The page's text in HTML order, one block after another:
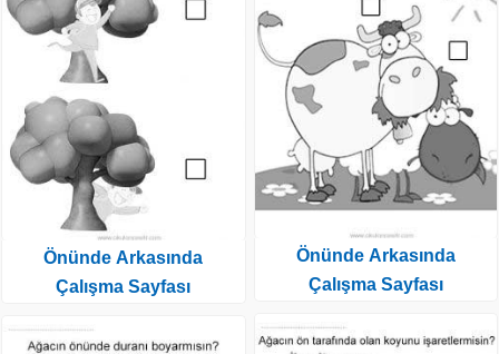
Önünde Arkasında
Çalışma Sayfası
Önünde Arkasında
Çalışma Sayfası